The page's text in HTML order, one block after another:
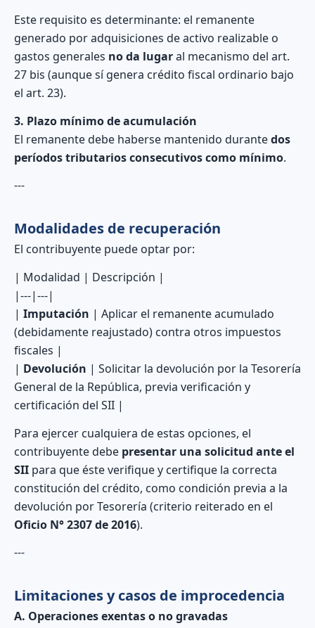
Este requisito es determinante: el remanente
generado por adquisiciones de activo realizable o
gastos generales no da lugaral mecanismo del art.
27 bis (aunque sí genera crédito fiscal ordinario bajo
el art. 23).
3. Plazo mínimo de acumulación
El remanente debe haberse mantenido durantedos
períodos tributarios consecutivos como mínimo.
---
Modalidades de recuperación
El contribuyente puede optar por:
| Modalidad | Descripción |
|---|---|
| Imputación | Aplicar el remanente acumulado
(debidamente reajustado) contra otros impuestos
fiscales |
| Devolución | Solicitar la devolución por la Tesorería
General de la República, previa verificación y
certificación del SII |
Para ejercer cualquiera de estas opciones, el
contribuyente debe presentar una solicitud ante el
SII para que éste verifique y certifique la correcta
constitución del crédito, como condición previa a la
devolución por Tesorería (criterio reiterado en el
Oficio N° 2307 de 2016).
---
Limitaciones y casos de improcedencia
A. Operaciones exentas o no gravadas